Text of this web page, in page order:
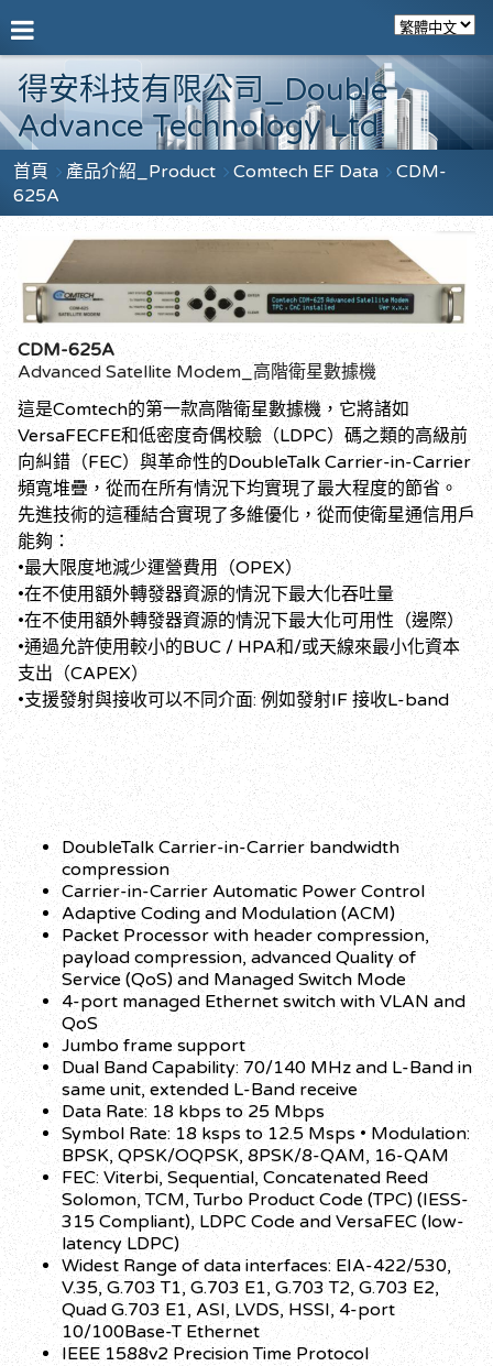
得安科技有限公司_Double
Advance Technology Ltd.
首頁 產品介紹_Product Comtech EF Data
CDM-
625A
CDM-625A
Advanced Satellite Modem_高階衛星數據機
這是Comtech的第一款高階衛星數據機，它將諸如
VersaFECFE和低密度奇偶校驗（LDPC）碼之類的高級前
向糾錯（FEC）與革命性的DoubleTalk Carrier-in-Carrier
頻寬堆疊，從而在所有情況下均實現了最大程度的節省。
先進技術的這種結合實現了多維優化，從而使衛星通信用戶
能夠：
•最大限度地減少運營費用（OPEX）
•在不使用額外轉發器資源的情況下最大化吞吐量
•在不使用額外轉發器資源的情況下最大化可用性（邊際）
•通過允許使用較小的BUC / HPA和/或天線來最小化資本
支出（CAPEX）
•支援發射與接收可以不同介面: 例如發射IF 接收L-band
DoubleTalk Carrier-in-Carrier bandwidth
compression
Carrier-in-Carrier Automatic Power Control
Adaptive Coding and Modulation (ACM)
Packet Processor with header compression,
payload compression, advanced Quality of
Service (QoS) and Managed Switch Mode
4-port managed Ethernet switch with VLAN and
QoS
Jumbo frame support
Dual Band Capability: 70/140 MHz and L-Band in
same unit, extended L-Band receive
Data Rate: 18 kbps to 25 Mbps
Symbol Rate: 18 ksps to 12.5 Msps • Modulation:
BPSK, QPSK/OQPSK, 8PSK/8-QAM, 16-QAM
FEC: Viterbi, Sequential, Concatenated Reed
Solomon, TCM, Turbo Product Code (TPC) (IESS-
315 Compliant), LDPC Code and VersaFEC (low-
latency LDPC)
Widest Range of data interfaces: EIA-422/530,
V.35, G.703 T1, G.703 E1, G.703 T2, G.703 E2,
Quad G.703 E1, ASI, LVDS, HSSI, 4-port
10/100Base-T Ethernet
IEEE 1588v2 Precision Time Protocol